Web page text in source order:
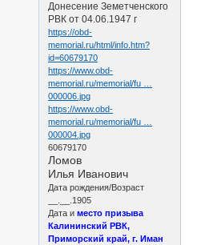
Донесение Земетченского
РВК от 04.06.1947 г
https://obd-
memorial.ru/html/info.htm?
id=60679170
https://www.obd-
memorial.ru/memorial/fu …
000006.jpg
https://www.obd-
memorial.ru/memorial/fu …
000004.jpg
60679170
Ломов
Илья Иванович
Дата рождения/Возраст
__.__.1905
Дата иместо призыва
Калининский РВК,
Приморский край, г. Иман